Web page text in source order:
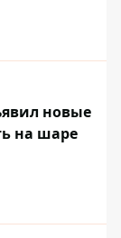
новые
на шаре